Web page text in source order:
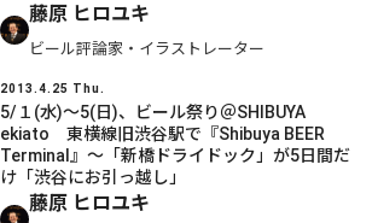
藤原 ヒロユキ
ビール評論家・イラストレーター
2013.4.25 Thu.
5/１(水)～5(日)、ビール祭り＠SHIBUYA
ekiato 東横線旧渋谷駅で『Shibuya BEER
Terminal』～「新橋ドライドック」が5日間だ
け「渋谷にお引っ越し」
藤原 ヒロユキ